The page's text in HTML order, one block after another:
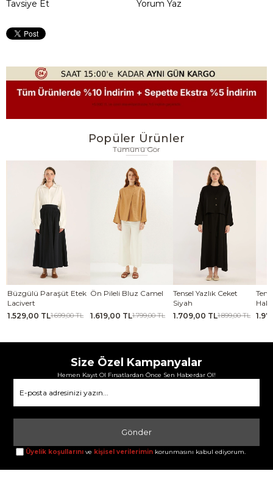
Tavsiye Et Yorum Yaz
Popüler Ürünler
Tümünü Gör
Büzgülü Paraşüt Etek
Lacivert
1.529,00 TL1.699,00 TL
Ön Pileli Bluz Camel
1.619,00 TL1.799,00 TL
Tensel Yazlık Ceket
Siyah
1.709,00 TL1.899,00 TL
Haki
Size Özel Kampanyalar
Hemen Kayıt Ol Fırsatlardan Önce Sen Haberdar Ol!
Gönder
Üyelik koşullarını ve kişisel verilerimin korunmasını kabul ediyorum.